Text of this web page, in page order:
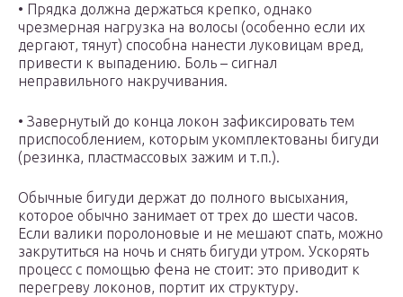
• Прядка должна держаться крепко, однако
чрезмерная нагрузка на волосы (особенно если их
дергают, тянут) способна нанести луковицам вред,
привести к выпадению. Боль – сигнал
неправильного накручивания.
• Завернутый до конца локон зафиксировать тем
приспособлением, которым укомплектованы бигуди
(резинка, пластмассовых зажим и т.п.).
Обычные бигуди держат до полного высыхания,
которое обычно занимает от трех до шести часов.
Если валики поролоновые и не мешают спать, можно
закрутиться на ночь и снять бигуди утром. Ускорять
процесс с помощью фена не стоит: это приводит к
перегреву локонов, портит их структуру.